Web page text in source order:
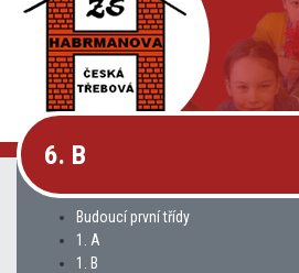
6. B
Budoucí první třídy
1. A
1. B